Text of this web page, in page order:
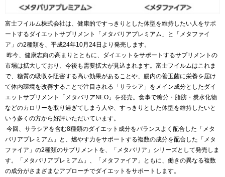
富士フイルム株式会社は、健康的ですっきりとした体型を維持したい人をサポ
ートするダイエットサプリメント「メタバリアプレミアム」と「メタファイ
ア」の2種類を、平成24年10月24日より発売します。
昨今、健康志向の高まりとともに、ダイエットをサポートするサプリメントの
市場は拡大しており、今後も需要拡大が見込まれます。富士フイルムはこれま
で、糖質の吸収を阻害する高い効果があることや、腸内の善玉菌に栄養を届け
て体内環境を改善することで注目される「サラシア」をメイン成分としたダイ
エットサプリメント「メタバリアNEO」を発売。食事で糖分・脂肪・炭水化物
などのカロリーを取り過ぎてしまう人や、すっきりとした体型を維持したいと
いう多くの方から好評いただいています。
今回、サラシアを含む8種類のダイエット成分をバランスよく配合した「メタ
バリアプレミアム」と、燃やす力をサポートする複数の成分を配合した「メタ
ファイア」の2種類のサプリメントを、「メタバリア」シリーズとして発売しま
す。「メタバリアプレミアム」、「メタファイア」ともに、働きの異なる複数
の成分がさまざまなアプローチでダイエットをサポートします。